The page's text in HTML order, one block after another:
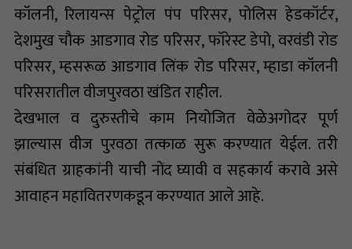
कॉलनी, रिलायन्स पेट्रोल पंप परिसर, पोलिस हेडकॉर्टर,
देशमुख चौक आडगाव रोड परिसर, फॉरेस्ट डेपो, वरवंडी रोड
परिसर, म्हसरूळ आडगाव लिंक रोड परिसर, म्हाडा कॉलनी
परिसरातील वीजपुरवठा खंडित राहील.
देखभाल व दुरुस्तीचे काम नियोजित वेळेअगोदर पूर्ण
झाल्यास वीज पुरवठा तत्काळ सुरू करण्यात येईल. तरी
संबंधित ग्राहकांनी याची नोंद घ्यावी व सहकार्य करावे असे
आवाहन महावितरणकडून करण्यात आले आहे.